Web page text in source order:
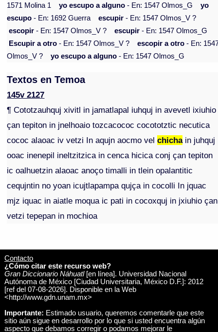
1571 Molina 1
yo escupo a alguno - En: 1547 Olmos_G
yo
escupo - En: 1692 Guerra escupir - En: 1547 Olmos_V ?
escopir - En: 1547 Olmos_V ? escupir - En: 1547 Olmos_G
Escupir a otro - En: 1547 Olmos_V ? escopir a otro - En:
Olmos_V ?
yo escupo a alguno - En: 1547 Olmos_G
Textos en Temoa
145v 2127
¶ Cototzauhquj xivitl in jamatlapal iuhquj in avevetl ixiuhio
çan tepiton in jnelhoaio tozcacococ cocototztic necutica
cococ alaoac iv vetzi In aqujn aocmo velchichain juhquj
ooac inenepil ineltzitzica in cenca hicica conj çan tepiton
ic oalhuetzin alaoac anoço timalli in tlein opalantitic
cequjntin no yoan icujtlapampa qujça in cocolli In jquac
mjz iquac in aiatle moqua ic pati in cocoxquj in jxiuhio çan
vetzi tepepan in mochioa
Contacto
¿Cómo citar este recurso web?
Gran Diccionario Náhuatl[en línea]. Universidad Nacional
Autónoma de México [Ciudad Universitaria, México D.F.]: 2012
[ref del 07-08-2026]. Disponible en la Web
<http://www.gdn.unam.mx>
Importante: Estimado usuario, queremos comentarle que este
sitio aún sigue en desarrollo por lo que si usted encuentra algún
aspecto que debamos corregir o podamos mejorar le